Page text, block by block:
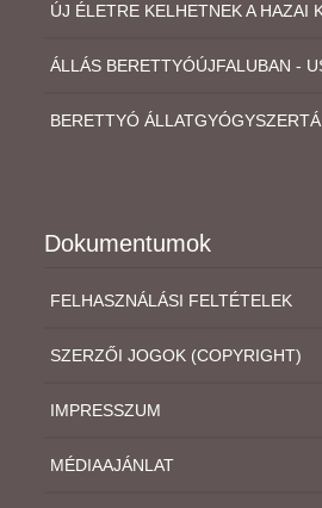
ÚJ ÉLETRE KELHETNEK A HAZAI
ÁLLÁS BERETTYÓÚJFALUBAN -
BERETTYÓ
Dokumentumok
FELHASZNÁLÁSI FELTÉTELEK
SZERZŐI JOGOK (COPYRIGHT)
IMPRESSZUM
MÉDIAAJÁNLAT